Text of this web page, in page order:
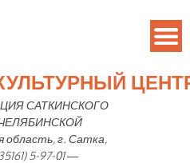
САТКИНСКОГО
область, г. Сатка,
5-97-01 —